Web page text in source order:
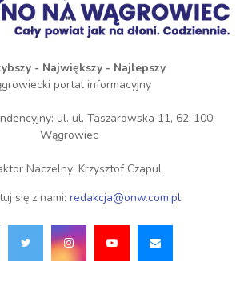
- Największy - Najlepszy
portal informacyjny
ul. ul. Taszarowska 11, 62-100
Wągrowiec
Naczelny: Krzysztof Czapul
się z nami: redakcja@onw.com.pl